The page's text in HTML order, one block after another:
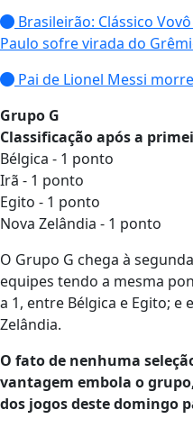
Brasileirão: Clássico
Paulo sofre virada do
Pai de Lionel Messi
Grupo G
Classificação após a
Bélgica - 1 ponto
Irã - 1 ponto
Egito - 1 ponto
Nova Zelândia - 1 ponto
O Grupo G chega à
equipes tendo a mesma
a 1, entre Bélgica e Egito; e
Zelândia.
O fato de nenhuma
vantagem embola o
dos jogos deste domingo